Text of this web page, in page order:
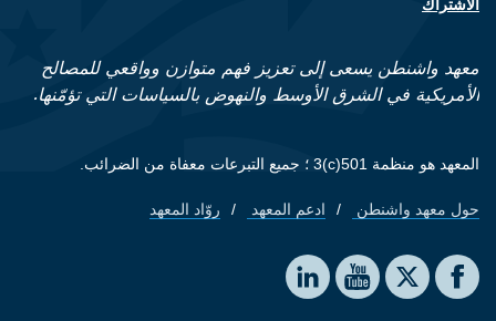
الاشتراك
معهد واشنطن يسعى إلى تعزيز فهم متوازن وواقعي للمصالح
الأمريكية في الشرق الأوسط والنهوض بالسياسات التي تؤمّنها.
المعهد هو منظمة 501(c)3 ؛ جميع التبرعات معفاة من الضرائب.
Footer quick links
حول معهد واشنطن ادعم المعهد روّاد المعهد
Social media
The Washington Institute on Facebook
The Washington Institute on X
The Washington Institute on YouTube
The Washington Institute on LinkedIn